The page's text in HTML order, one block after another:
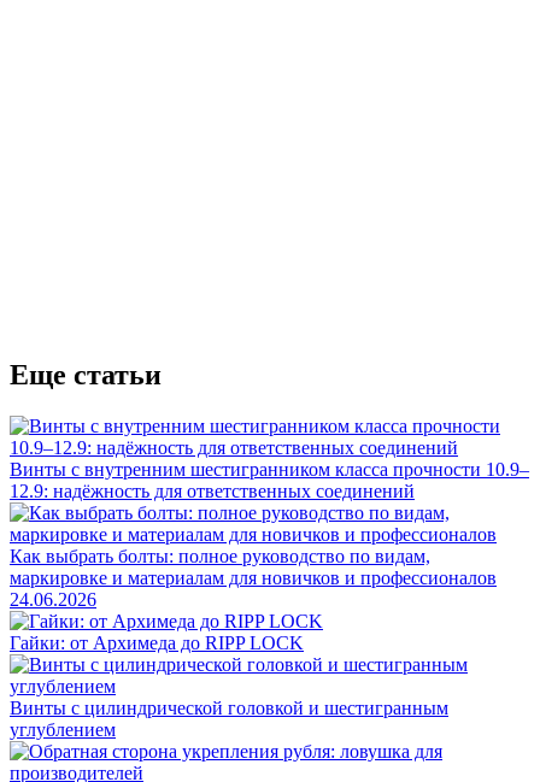
Еще статьи
Винты с внутренним шестигранником класса прочности 10.9–
12.9: надёжность для ответственных соединений
Как выбрать болты: полное руководство по видам,
маркировке и материалам для новичков и профессионалов
24.06.2026
Гайки: от Архимеда до RIPP LOCK
Винты с цилиндрической головкой и шестигранным
углублением